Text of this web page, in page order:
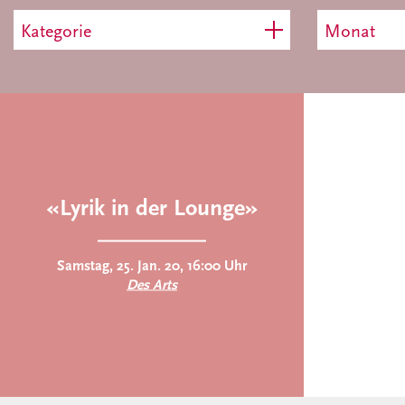
Kategorie Monat
«Lyrik in der Lounge»
Samstag, 25. Jan. 20, 16:00 Uhr
Des Arts